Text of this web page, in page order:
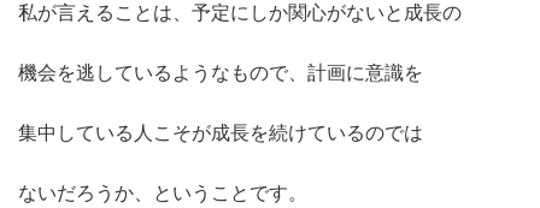
私が言えることは、予定にしか関心がないと成長の
機会を逃しているようなもので、計画に意識を
集中している人こそが成長を続けているのでは
ないだろうか、ということです。